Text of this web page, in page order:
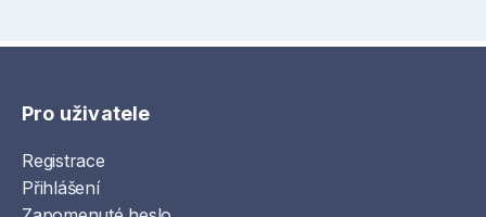
Pro uživatele
Registrace
Přihlášení